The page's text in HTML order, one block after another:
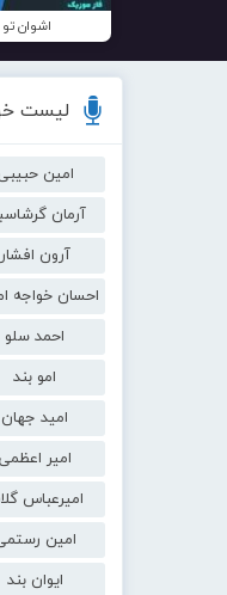
اشوان
لیست
امین
آرمان
آرون افشار
احسان خواجه
احمد سلو
امو بند
امید جهان
امیر اعظمی
امیرعباس
امین
ایوان بند